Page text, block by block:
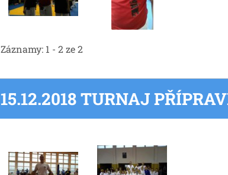
Záznamy: 1 - 2 ze 2
15.12.2018 TURNAJ